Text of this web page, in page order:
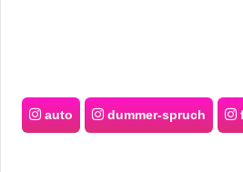
auto dummer-spruch